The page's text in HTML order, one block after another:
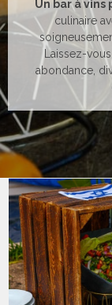
Un bar à vins
culinaire
Laissez-
abondance,